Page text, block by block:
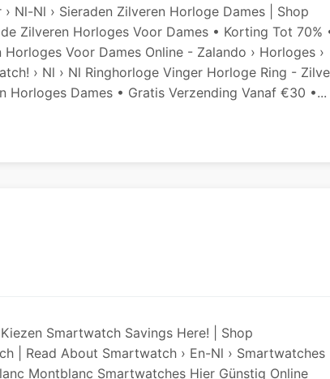
Nl-Nl › Sieraden Zilveren Horloge Dames | Shop
Zilveren Horloges Voor Dames • Korting Tot 70%
Voor Dames Online - Zalando › Horloges ›
› Nl › Nl Ringhorloge Vinger Horloge Ring -
Horloges Dames • Gratis Verzending Vanaf €30 •...
Smartwatch Savings Here! | Shop
| Read About Smartwatch › En-Nl › Smartwatches
Montblanc Smartwatches Hier Günstig Online